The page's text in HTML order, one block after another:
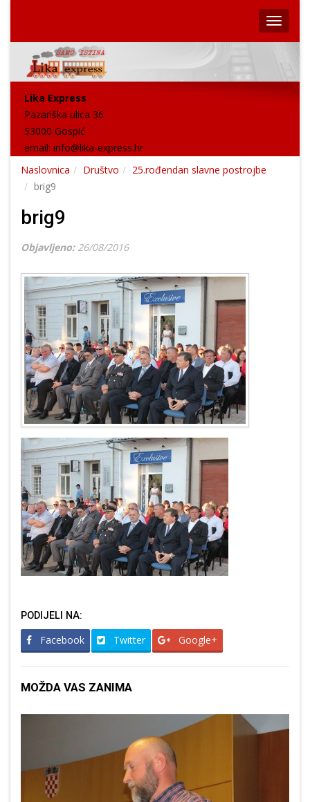
Lika Express
Pazariška ulica 36
53000 Gospić
email: info@lika-express.hr
Naslovnica
Društvo
25.rođendan slavne postrojbe
brig9
brig9
Objavljeno: 26/08/2016
PODIJELI NA:
Facebook Twitter Google+
MOŽDA VAS ZANIMA